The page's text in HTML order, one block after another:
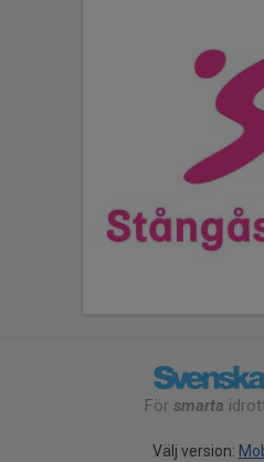
För smarta
Välj version: